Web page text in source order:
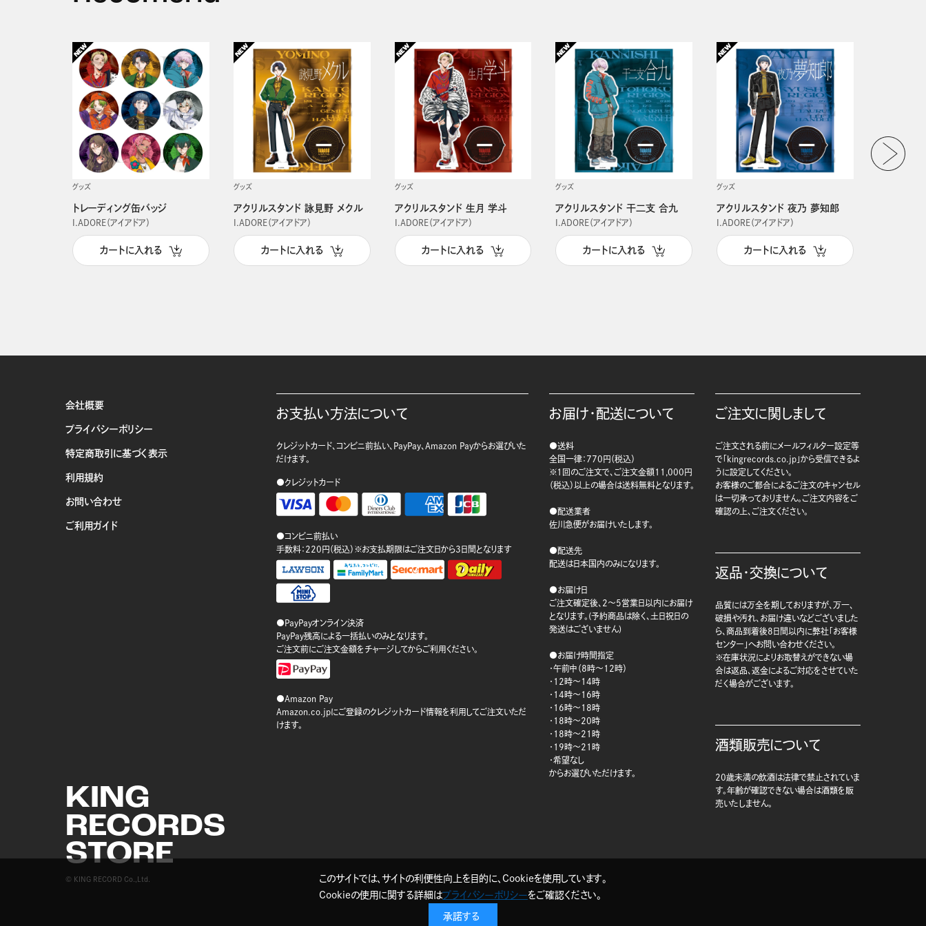
グッズ
トレーディング缶バッジ
I.ADORE（アイアドア）
カートに入れる
グッズ
アクリルスタンド 詠見野 メクル
I.ADORE（アイアドア）
カートに入れる
グッズ
アクリルスタンド 生月 学斗
I.ADORE（アイアドア）
カートに入れる
グッズ
アクリルスタンド 干二支 合九
I.ADORE（アイアドア）
カートに入れる
グッズ
アクリルスタンド 夜乃 夢知郎
I.ADORE（アイアドア）
カートに入れる
会社概要
プライバシーポリシー
特定商取引に基づく表示
利用規約
お問い合わせ
ご利用ガイド
KING
RECORDS
STORE
© KING RECORD Co.,Ltd.
お支払い方法について
クレジットカード、コンビニ前払い、PayPay、Amazon Payからお選びいた
だけます。
●クレジットカード
●コンビニ前払い
手数料：220円（税込）※お支払期限はご注文日から3日間となります
●PayPayオンライン決済
PayPay残高による一括払いのみとなります。
ご注文前にご注文金額をチャージしてからご利用ください。
●Amazon Pay
Amazon.co.jpにご登録のクレジットカード情報を利用してご注文いただ
けます。
お届け・配送について
●送料
全国一律：770円（税込）
※1回のご注文で、ご注文金額11,000円
（税込）以上の場合は送料無料となります。
●配送業者
佐川急便がお届けいたします。
●配送先
配送は日本国内のみになります。
●お届け日
ご注文確定後、2～5営業日以内にお届け
となります。(予約商品は除く、土日祝日の
発送はございません)
●お届け時間指定
・午前中（8時～12時）
・12時～14時
・14時～16時
・16時～18時
・18時～20時
・18時～21時
・19時～21時
・希望なし
からお選びいただけます。
ご注文に関しまして
ご注文される前にメールフィルター設定等
で「kingrecords.co.jp」から受信できるよ
うに設定してください。
お客様のご都合によるご注文のキャンセル
は一切承っておりません。ご注文内容をご
確認の上、ご注文ください。
返品・交換について
品質には万全を期しておりますが、万一、
破損や汚れ、お届け違いなどございました
ら、商品到着後8日間以内に弊社「お客様
センター」へお問い合わせください。
※在庫状況によりお取替えができない場
合は返品、返金によるご対応をさせていた
だく場合がございます。
酒類販売について
20歳未満の飲酒は法律で禁止されていま
す。年齢が確認できない場合は酒類を販
売いたしません。
このサイトでは、サイトの利便性向上を目的に、Cookieを使用しています。
Cookieの使用に関する詳細はプライバシーポリシーをご確認ください。
承諾する